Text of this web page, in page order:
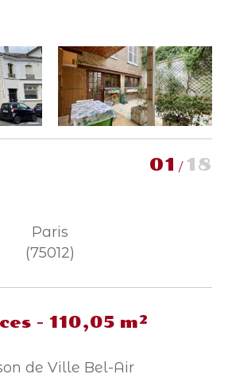
01 / 18
Paris
(75012)
- 110,05 m²
de Ville Bel-Air
Terrasse Piscine
PAR